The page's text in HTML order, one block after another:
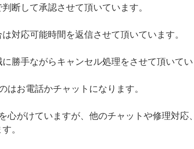
断して承認させて頂いています。
対応可能時間を返信させて頂いています。
勝手ながらキャンセル処理をさせて頂いて
お電話かチャットになります。
心がけていますが、他のチャットや修理対応
。